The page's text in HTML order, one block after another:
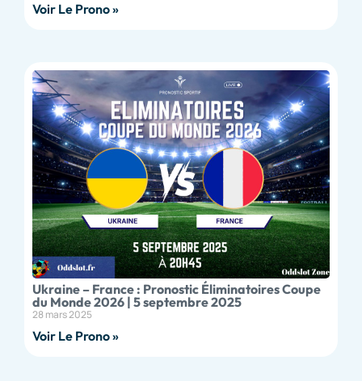
Voir Le Prono »
Ukraine – France : Pronostic Éliminatoires Coupe
du Monde 2026 | 5 septembre 2025
28 mars 2025
Voir Le Prono »